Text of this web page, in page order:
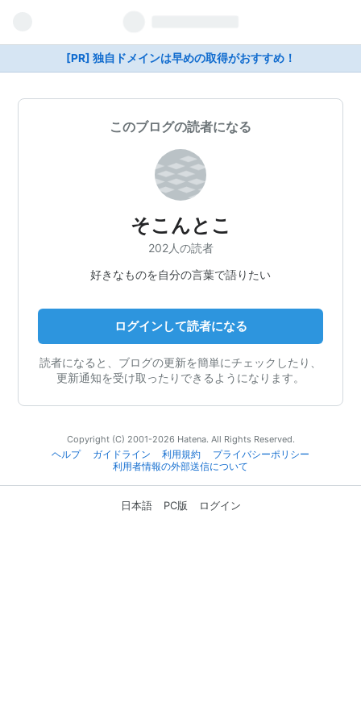
[PR] 独自ドメインは早めの取得がおすすめ！
このブログの読者になる
そこんとこ
202人の読者
好きなものを自分の言葉で語りたい
ログインして読者になる
読者になると、ブログの更新を簡単にチェックしたり、
更新通知を受け取ったりできるようになります。
Copyright (C) 2001-2026 Hatena. All Rights Reserved.
ヘルプ
ガイドライン 利用規約
プライバシーポリシー
利用者情報の外部送信について
日本語 PC版 ログイン